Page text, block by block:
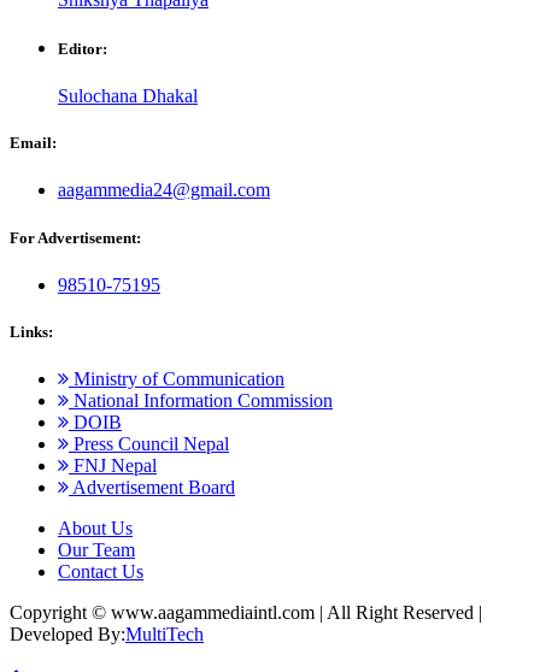
Editor:
Sulochana Dhakal
Email:
aagammedia24@gmail.com
For Advertisement:
98510-75195
Links:
Ministry of Communication
National Information Commission
DOIB
Press Council Nepal
FNJ Nepal
Advertisement Board
About Us
Our Team
Contact Us
Copyright © www.aagammediaintl.com | All Right Reserved |
Developed By:MultiTech